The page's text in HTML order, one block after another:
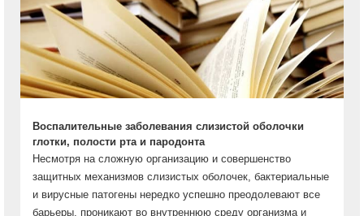
Воспалительные заболевания слизистой оболочки
глотки, полости рта и пародонта
Несмотря на сложную организацию и совершенство
защитных механизмов слизистых оболочек, бактериальные
и вирусные патогены нередко успешно преодолевают все
барьеры, проникают во внутреннюю среду организма и